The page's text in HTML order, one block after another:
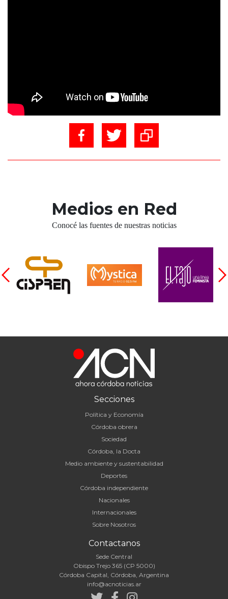
Medios en Red
Conocé las fuentes de nuestras noticias
Secciones
Política y Economía
Córdoba obrera
Sociedad
Córdoba, la Docta
Medio ambiente y sustentabilidad
Deportes
Córdoba independiente
Nacionales
Internacionales
Sobre Nosotros
Contactanos
Sede Central
Obispo Trejo 365 (CP 5000)
Córdoba Capital, Córdoba, Argentina
info@acnoticias.ar